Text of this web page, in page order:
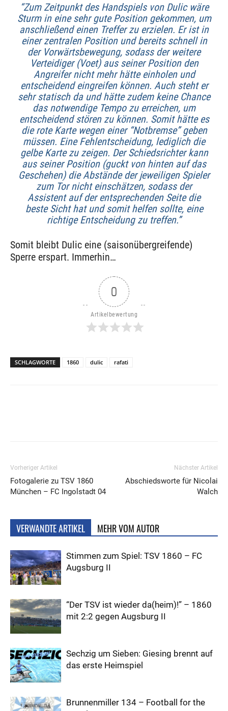
“Zum Zeitpunkt des Handspiels von Dulic wäre
Sturm in eine sehr gute Position gekommen, um
anschließend einen Treffer zu erzielen. Er ist in
einer zentralen Position und bereits schnell in
der Vorwärtsbewegung, sodass der weitere
Verteidiger (Voet) aus seiner Position den
Angreifer nicht mehr hätte einholen und
entscheidend eingreifen können. Auch steht er
sehr statisch da und hätte zudem keine Chance
das notwendige Tempo zu erreichen, um
entscheidend stören zu können. Somit hätte es
die rote Karte wegen einer “Notbremse” geben
müssen. Eine Fehlentscheidung, lediglich die
gelbe Karte zu zeigen. Der Schiedsrichter kann
aus seiner Position (guckt von hinten auf das
Geschehen) die Abstände der jeweiligen Spieler
zum Tor nicht einschätzen, sodass der
Assistent auf der entsprechenden Seite die
beste Sicht hat und somit helfen sollte, eine
richtige Entscheidung zu treffen.”
Somit bleibt Dulic eine (saisonübergreifende)
Sperre erspart. Immerhin…
0
Artikelbewertung
SCHLAGWORTE 1860 dulic rafati
Vorheriger Artikel
Fotogalerie zu TSV 1860
München – FC Ingolstadt 04
Nächster Artikel
Abschiedsworte für Nicolai
Walch
VERWANDTE ARTIKEL MEHR VOM AUTOR
Stimmen zum Spiel: TSV 1860 – FC
Augsburg II
“Der TSV ist wieder da(heim)!” – 1860
mit 2:2 gegen Augsburg II
Sechzig um Sieben: Giesing brennt auf
das erste Heimspiel
Brunnenmiller 134 – Football for the